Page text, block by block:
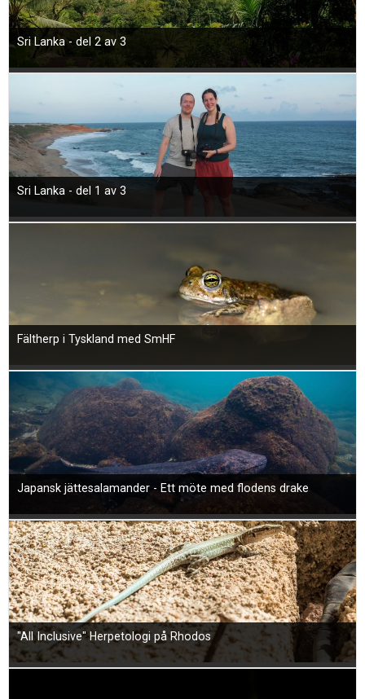
Sri Lanka - del 2 av 3
Sri Lanka - del 1 av 3
Fältherp i Tyskland med SmHF
Japansk jättesalamander - Ett möte med flodens drake
"All Inclusive" Herpetologi på Rhodos